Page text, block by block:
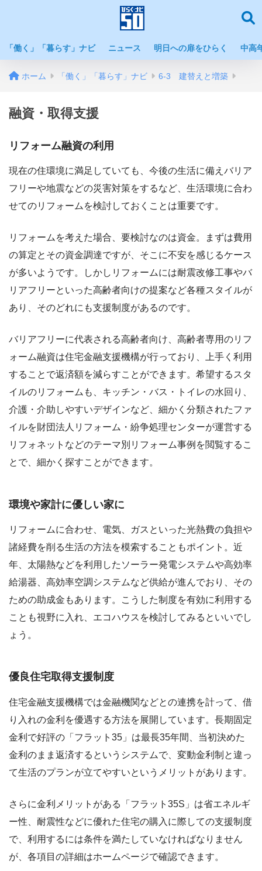
「働く」「暮らす」ナビ ニュース 明日への扉をひらく 中高
ホーム 「働く」「暮らす」ナビ 6-3 建替えと増築
融資・取得支援
リフォーム融資の利用
現在の住環境に満足していても、今後の生活に備えバリア
フリーや地震などの災害対策をするなど、生活環境に合わ
せてのリフォームを検討しておくことは重要です。
リフォームを考えた場合、要検討なのは資金。まずは費用
の算定とその資金調達ですが、そこに不安を感じるケース
が多いようです。しかしリフォームには耐震改修工事やバ
リアフリーといった高齢者向けの提案など各種スタイルが
あり、そのどれにも支援制度があるのです。
バリアフリーに代表される高齢者向け、高齢者専用のリフ
ォーム融資は住宅金融支援機構が行っており、上手く利用
することで返済額を減らすことができます。希望するスタ
イルのリフォームも、キッチン・バス・トイレの水回り、
介護・介助しやすいデザインなど、細かく分類されたファ
イルを財団法人リフォーム・紛争処理センターが運営する
リフォネットなどのテーマ別リフォーム事例を閲覧するこ
とで、細かく探すことができます。
環境や家計に優しい家に
リフォームに合わせ、電気、ガスといった光熱費の負担や
諸経費を削る生活の方法を模索することもポイント。近
年、太陽熱などを利用したソーラー発電システムや高効率
給湯器、高効率空調システムなど供給が進んでおり、その
ための助成金もあります。こうした制度を有効に利用する
ことも視野に入れ、エコハウスを検討してみるといいでし
ょう。
優良住宅取得支援制度
住宅金融支援機構では金融機関などとの連携を計って、借
り入れの金利を優遇する方法を展開しています。長期固定
金利で好評の「フラット35」は最長35年間、当初決めた
金利のまま返済するというシステムで、変動金利制と違っ
て生活のプランが立てやすいというメリットがあります。
さらに金利メリットがある「フラット35S」は省エネルギ
ー性、耐震性などに優れた住宅の購入に際しての支援制度
で、利用するには条件を満たしていなければなりません
が、各項目の詳細はホームページで確認できます。